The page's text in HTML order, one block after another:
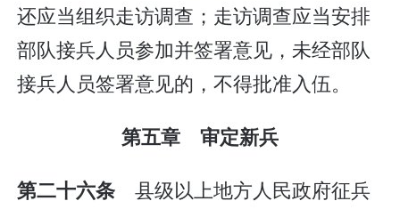
还应当组织走访调查；走访调查应当安排
部队接兵人员参加并签署意见，未经部队
接兵人员签署意见的，不得批准入伍。
第五章 审定新兵
第二十六条 县级以上地方人民政府征兵